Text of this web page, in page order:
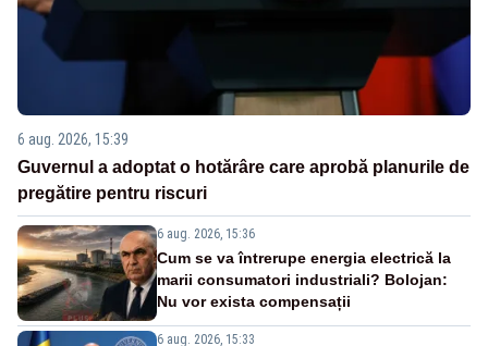
6 aug. 2026, 15:39
Guvernul a adoptat o hotărâre care aprobă planurile de
pregătire pentru riscuri
6 aug. 2026, 15:36
Cum se va întrerupe energia electrică la
marii consumatori industriali? Bolojan:
Nu vor exista compensații
6 aug. 2026, 15:33